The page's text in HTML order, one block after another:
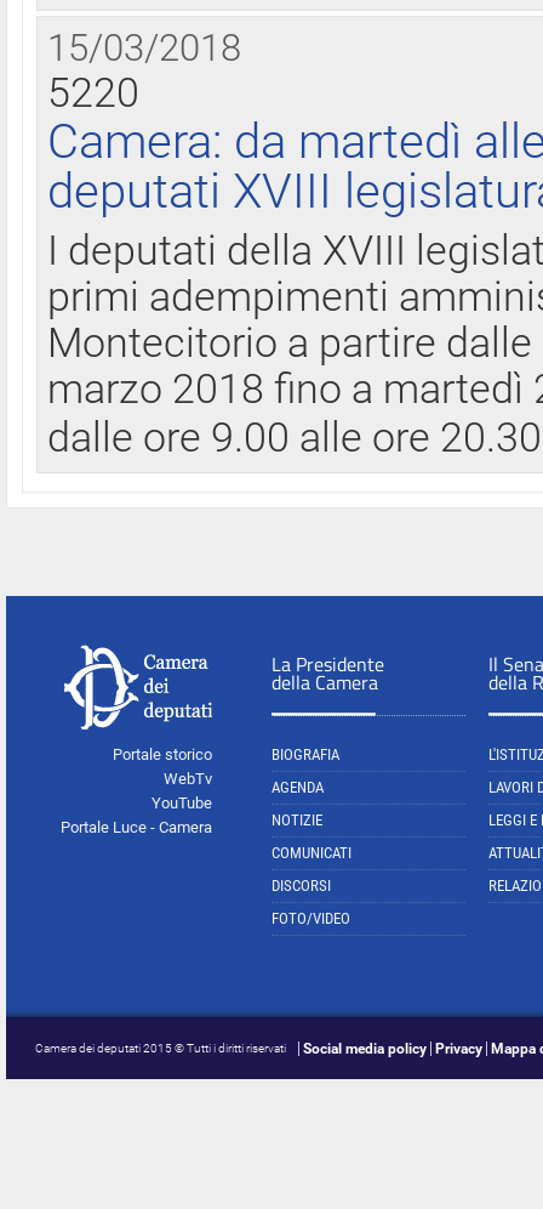
15/03/2018
5220
Camera: da martedì
deputati XVIII
I deputati della XVIII
primi adempimenti
Montecitorio a partire
marzo 2018 fino a
dalle ore 9.00 alle ore
Portale storico
WebTv
YouTube
Portale Luce - Camera
La Presidente
della Camera
BIOGRAFIA
AGENDA
NOTIZIE
COMUNICATI
DISCORSI
FOTO/VIDEO
Il
della
LAVORI
LEGGI E
Camera dei deputati 2015 © Tutti i diritti riservati Social media policy Privacy Mappa